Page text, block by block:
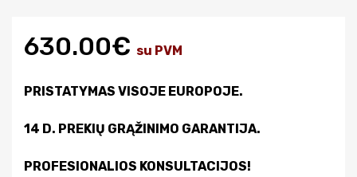
630.00€ su PVM
PRISTATYMAS VISOJE EUROPOJE.
14 D. PREKIŲ GRĄŽINIMO GARANTIJA.
PROFESIONALIOS KONSULTACIJOS!